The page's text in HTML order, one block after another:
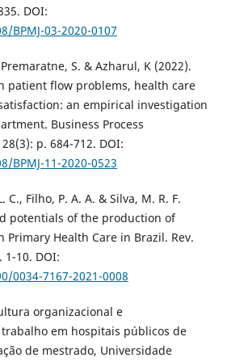
DOI:
BPMJ-03-2020-0107
S. & Azharul, K (2022).
patient flow problems, health care
an empirical investigation
Business Process
p. 684-712. DOI:
BPMJ-11-2020-0523
Filho, P. A. A. & Silva, M. R. F.
potentials of the production of
Primary Health Care in Brazil. Rev.
1-10. DOI:
0034-7167-2021-0008
organizacional e
em hospitais públicos de
de mestrado, Universidade